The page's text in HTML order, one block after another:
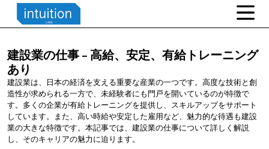
建設業の仕事 –高給、安定、有給トレーニング
あり
建設業は、日本の経済を支える重要な産業の一つです。高度な技術と創
造性が求められる一方で、未経験者にも門戸を開いているのが特徴で
す。多くの企業が有給トレーニングを提供し、スキルアップをサポート
しています。また、高い時給や安定した雇用など、魅力的な待遇も建設
業の大きな特徴です。本記事では、建設業の仕事について詳しく解説
し、そのキャリアの魅力に迫ります。